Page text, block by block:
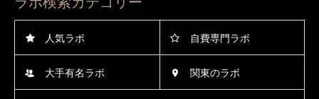
人気ラボ 自費専門ラボ
大手有名ラボ 関東のラボ